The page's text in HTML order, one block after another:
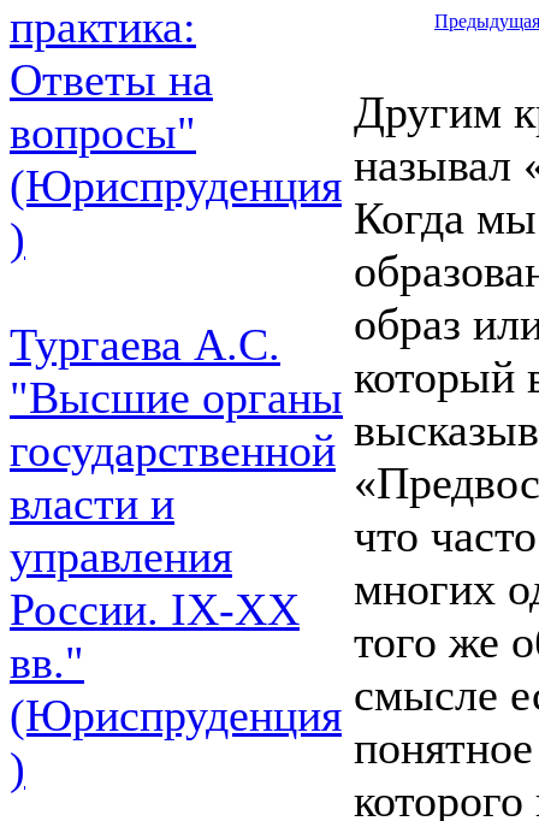
практика:
Ответы на
вопросы"
(Юриспруденция
)
Тургаева А.С.
"Высшие органы
государственной
власти и
управления
России. IХ-ХХ
вв."
(Юриспруденция
)
Предыдущая
Другим
называл
Когда
образ
который
что
многих
того же
смысле